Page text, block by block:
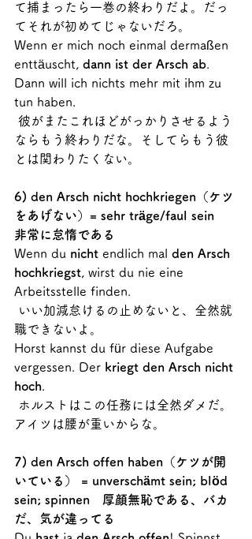
て捕まったら一巻の終わりだよ。だっ
てそれが初めてじゃないだろ。
Wenn er mich noch einmal dermaßen
enttäuscht, dann ist der Arsch ab
Dann will ich nichts mehr mit ihm zu
tun haben.
ならもう終わりだな。そしてらもう彼
とは関わりたくない。
6) den Arsch nicht hochkriegen（ケツ
をあげない）= sehr träge/faul sein
非常に怠惰である
Wenn du nicht endlich mal den Arsch
hochkriegst , wirst du nie eine
Arbeitsstelle finden.
職できないよ。
Horst kannst du für diese Aufgabe
vergessen. Der kriegt den Arsch nicht
hoch
アイツは腰が重いからな。
7) den Arsch offen haben（ケツが開
いている） = unverschämt sein; blöd
sein; spinnen　厚顔無恥である、バカ
だ、気が違ってる